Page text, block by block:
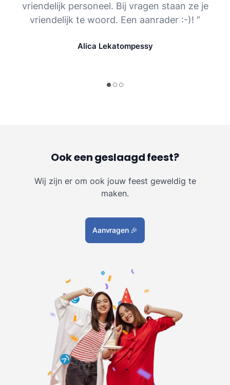
vriendelijk personeel. Bij vragen staan ze je
vriendelijk te woord. Een aanrader :-)! ”
Alica Lekatompessy
Ook een geslaagd feest?
Wij zijn er om ook jouw feest geweldig te
maken.
Aanvragen 🎉